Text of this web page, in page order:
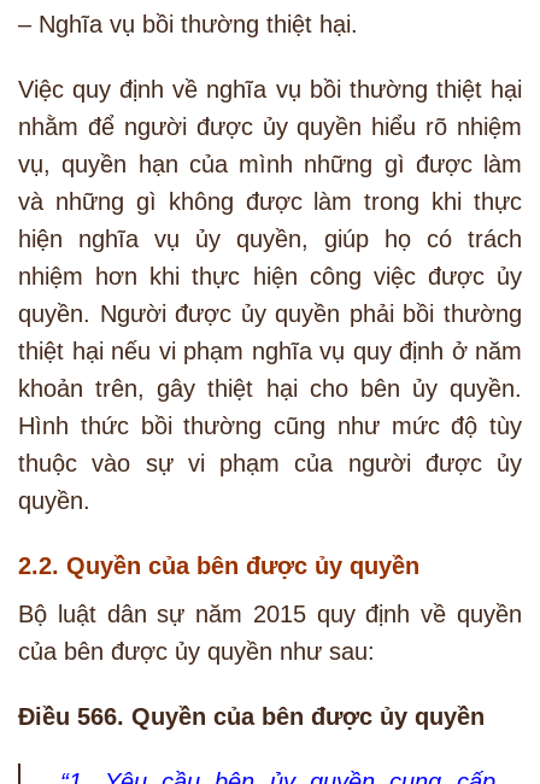
– Nghĩa vụ bồi thường thiệt hại.
Việc quy định về nghĩa vụ bồi thường thiệt hại
nhằm để người được ủy quyền hiểu rõ nhiệm
vụ, quyền hạn của mình những gì được làm
và những gì không được làm trong khi thực
hiện nghĩa vụ ủy quyền, giúp họ có trách
nhiệm hơn khi thực hiện công việc được ủy
quyền. Người được ủy quyền phải bồi thường
thiệt hại nếu vi phạm nghĩa vụ quy định ở năm
khoản trên, gây thiệt hại cho bên ủy quyền.
Hình thức bồi thường cũng như mức độ tùy
thuộc vào sự vi phạm của người được ủy
quyền.
2.2. Quyền của bên được ủy quyền
Bộ luật dân sự năm 2015 quy định về quyền
của bên được ủy quyền như sau:
Điều 566. Quyền của bên được ủy quyền